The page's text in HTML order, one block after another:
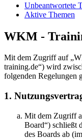
Unbeantwortete
Aktive Themen
WKM -
Mit dem Zugriff auf
training.de“) wird
folgenden Regelungen
1.
Mit dem Zugriff
Board“) schließt
des Boards ab